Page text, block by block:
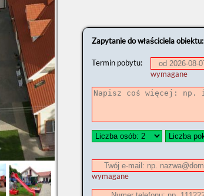
Zapytanie do właściciela obiektu:
Termin pobytu:
wymagane
wymagane